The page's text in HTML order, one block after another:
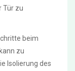
Tür zu
beim
zu
Isolierung des